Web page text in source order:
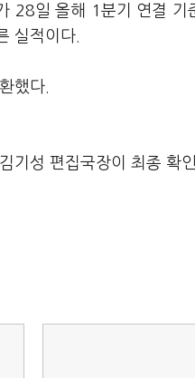
28일 올해 1분기 연결 기
실적이다.
했다.
기성 편집국장이 최종 확